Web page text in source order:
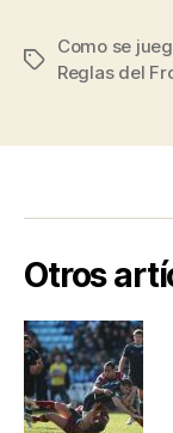
Etiquetas
Como se
Reglas del
Otros